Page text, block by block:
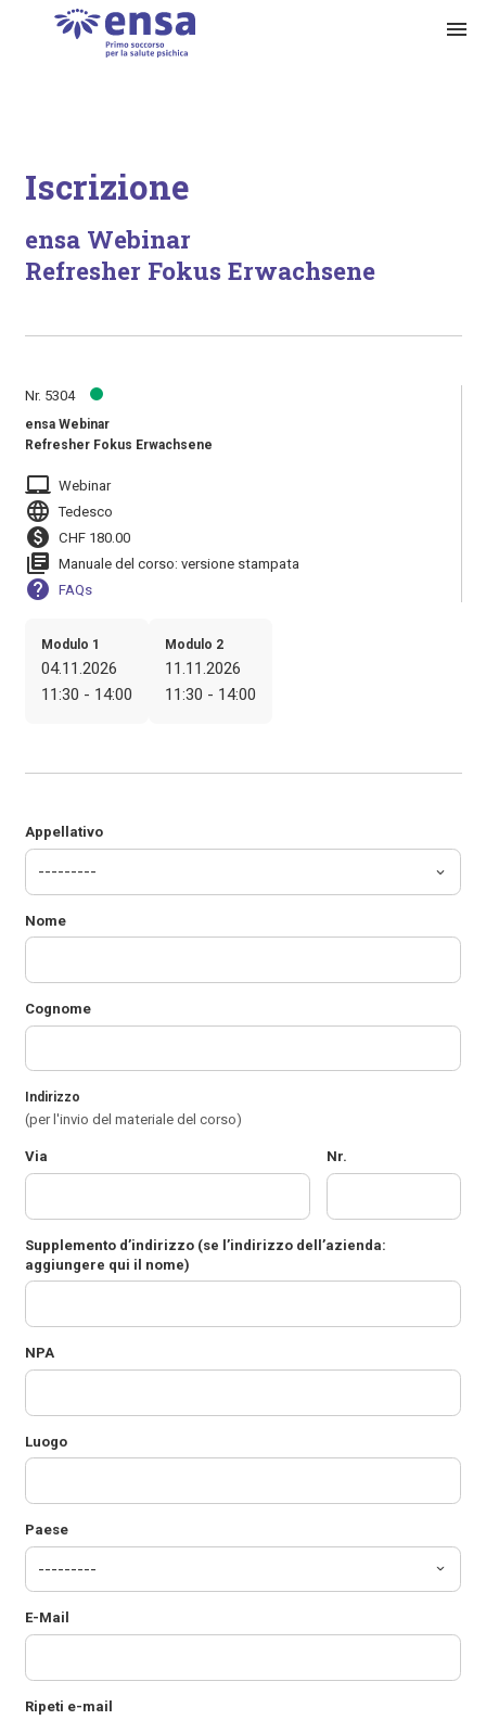
menu
Iscrizione
ensa Webinar
Refresher Fokus Erwachsene
Nr. 5304
ensa Webinar
Refresher Fokus Erwachsene
laptop_mac Webinar
language Tedesco
paid CHF 180.00
library_books Manuale del corso: versione stampata
help FAQs
Modulo 1
04.11.2026
11:30 - 14:00
Modulo 2
11.11.2026
11:30 - 14:00
Appellativo
Nome
Cognome
Indirizzo
(per l'invio del materiale del corso)
Via Nr.
Supplemento d’indirizzo (se l’indirizzo dell’azienda:
aggiungere qui il nome)
NPA
Luogo
Paese
E-Mail
Ripeti e-mail